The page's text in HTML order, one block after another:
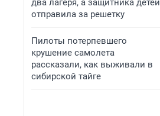
два лагеря, а защитника детей
отправила за решетку
Пилоты потерпевшего
крушение самолета
рассказали, как выживали в
сибирской тайге